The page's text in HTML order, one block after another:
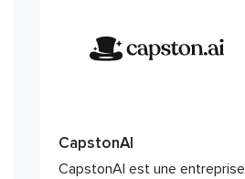
CapstonAI
CapstonAI est une entreprise